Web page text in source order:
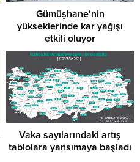
Gümüşhane’nin
yükseklerinde kar yağışı
etkili oluyor
Vaka sayılarındaki artış
tablolara yansımaya başladı